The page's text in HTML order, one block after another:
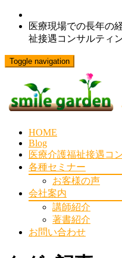
医療現場での長年の
祉接遇コンサルティ
Toggle navigation
HOME
Blog
医療介護福祉接遇コ
各種セミナー
お客様の声
会社案内
講師紹介
著書紹介
お問い合わせ